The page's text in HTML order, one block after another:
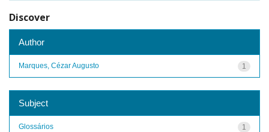
Discover
Author
1
Marques, Cézar Augusto
Subject
1
Glossários